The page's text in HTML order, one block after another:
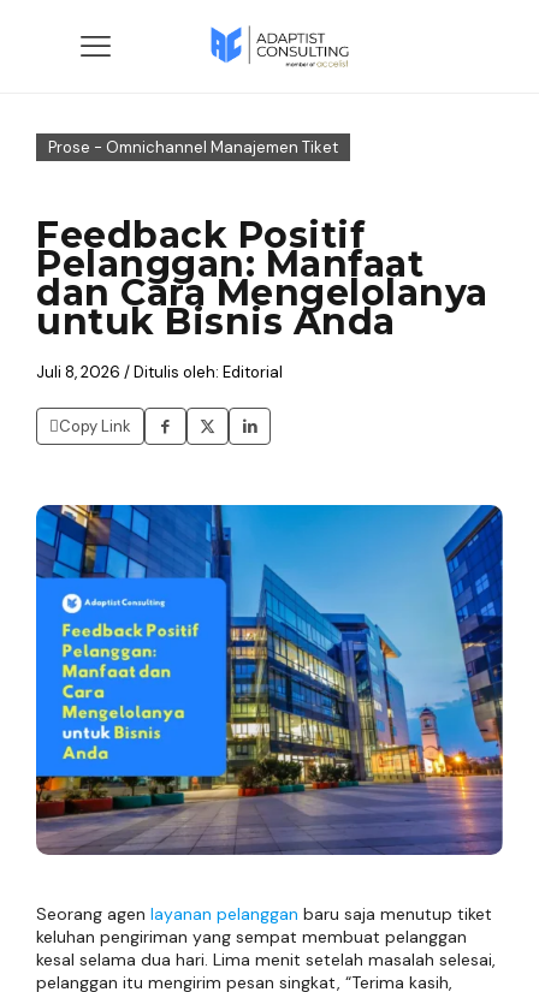
Prose - Omnichannel Manajemen Tiket
Feedback Positif
Pelanggan: Manfaat
dan Cara Mengelolanya
untuk Bisnis Anda
Juli 8, 2026 / Ditulis oleh: Editorial
Copy Link
Seorang agen layanan pelanggan baru saja menutup tiket
keluhan pengiriman yang sempat membuat pelanggan
kesal selama dua hari. Lima menit setelah masalah selesai,
pelanggan itu mengirim pesan singkat, “Terima kasih,